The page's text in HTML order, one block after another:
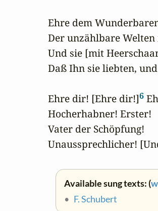
Ehre dem
Der unzählbare
Und sie [mit
Daß Ihn sie liebten,
Ehre dir! [Ehre dir!]6
Hocherhabner! Erster!
Vater der Schöpfung!
Unaussprechlicher!
Available sung texts: (
• F. Schubert